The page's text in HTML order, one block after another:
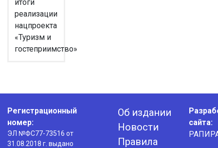
итоги
реализации
нацпроекта
«Туризм и
гостеприимство»
Регистрационный
номер:
ЭЛ №ФС77-73516 от
31.08.2018 г. выдано
Об издании
Новости
Правила
сайта: